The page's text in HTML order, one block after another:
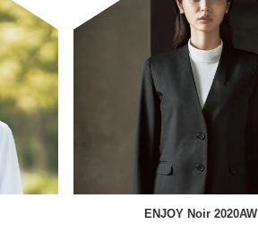
ENJOY Noir 2020AW